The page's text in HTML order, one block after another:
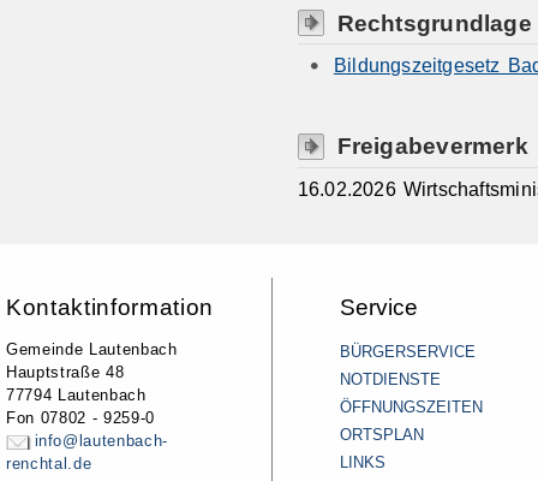
Rechtsgrundlage
Bildungszeitgesetz
Freigabevermerk
16.02.2026
Kontaktinformation
Gemeinde Lautenbach
Hauptstraße 48
77794 Lautenbach
Fon 07802 - 9259-0
info@lautenbach-
renchtal.de
Service
BÜRGERSERVICE
NOTDIENSTE
ÖFFNUNGSZEITEN
ORTSPLAN
LINKS